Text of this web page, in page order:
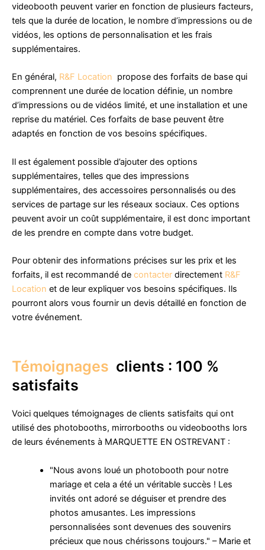
videobooth peuvent varier en fonction de plusieurs facteurs,
tels que la durée de location, le nombre d’impressions ou de
vidéos, les options de personnalisation et les frais
supplémentaires.
En général, R&F Location propose des forfaits de base qui
comprennent une durée de location définie, un nombre
d’impressions ou de vidéos limité, et une installation et une
reprise du matériel. Ces forfaits de base peuvent être
adaptés en fonction de vos besoins spécifiques.
Il est également possible d’ajouter des options
supplémentaires, telles que des impressions
supplémentaires, des accessoires personnalisés ou des
services de partage sur les réseaux sociaux. Ces options
peuvent avoir un coût supplémentaire, il est donc important
de les prendre en compte dans votre budget.
Pour obtenir des informations précises sur les prix et les
forfaits, il est recommandé de contacter directement R&F
Location et de leur expliquer vos besoins spécifiques. Ils
pourront alors vous fournir un devis détaillé en fonction de
votre événement.
Témoignages clients : 100 %
satisfaits
Voici quelques témoignages de clients satisfaits qui ont
utilisé des photobooths, mirrorbooths ou videobooths lors
de leurs événements à MARQUETTE EN OSTREVANT :
"Nous avons loué un photobooth pour notre
mariage et cela a été un véritable succès ! Les
invités ont adoré se déguiser et prendre des
photos amusantes. Les impressions
personnalisées sont devenues des souvenirs
précieux que nous chérissons toujours." – Marie et